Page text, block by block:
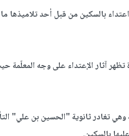
بالسكين من قبل أحد تلاميذها
آثار الإعتداء على وجه
تغادر ثانوية "الحسين بن علي"